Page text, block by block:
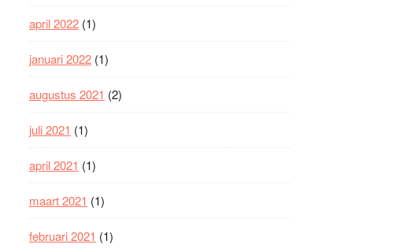
april 2022 (1)
januari 2022 (1)
augustus 2021 (2)
juli 2021 (1)
april 2021 (1)
maart 2021 (1)
februari 2021 (1)